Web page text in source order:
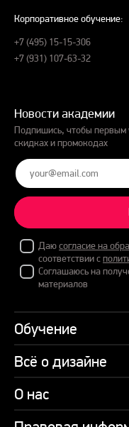
Корпоративное обучение:
+7 (495) 15-15-306
+7 (931) 107-63-32
Новости академии
Подпишись, чтобы первым
скидках и промокодах
Даюсогласие на
соответствии с
Соглашаюсь на
материалов
Обучение
Курсы
Пакетные
Профессии
Всё о дизайне
Учебник по
Банк слайдов
О нас